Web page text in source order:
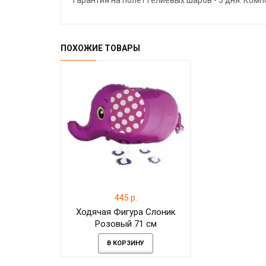
ПОХОЖИЕ ТОВАРЫ
445 р.
Ходячая Фигура Слоник
Розовый 71 см
В КОРЗИНУ